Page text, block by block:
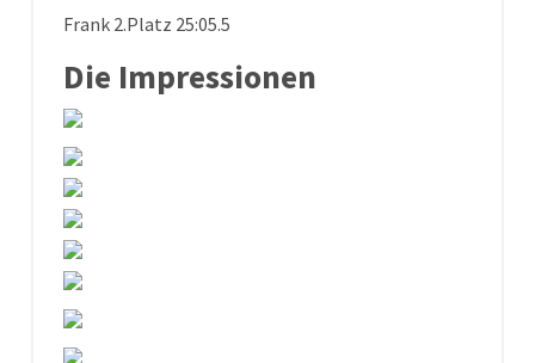
Frank 2.Platz 25:05.5
Die Impressionen